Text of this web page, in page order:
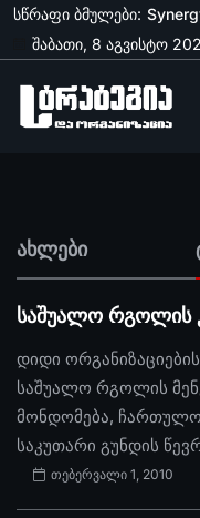
სწრაფი ბმულები:
შაბათი, 8 აგვისტო
ახლები
საშუალო რგოლის
დიდი
საშუალო რგოლის
მონდომება,
საკუთარი გუნდის
თებერვალი 1, 2010